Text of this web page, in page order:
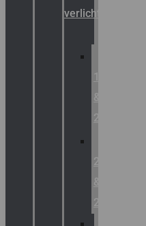
verlichting
1
&
2
21
&
22